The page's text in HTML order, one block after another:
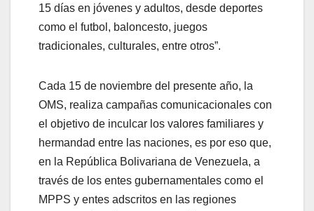
15 días en jóvenes y adultos, desde deportes
como el futbol, baloncesto, juegos
tradicionales, culturales, entre otros”.
Cada 15 de noviembre del presente año, la
OMS, realiza campañas comunicacionales con
el objetivo de inculcar los valores familiares y
hermandad entre las naciones, es por eso que,
en la República Bolivariana de Venezuela, a
través de los entes gubernamentales como el
MPPS y entes adscritos en las regiones